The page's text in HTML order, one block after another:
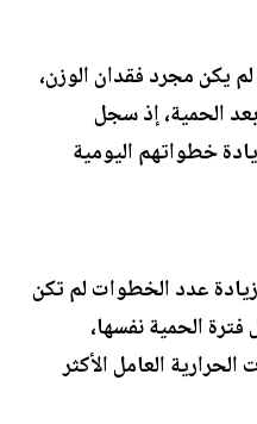
يكن مجرد فقدان الوزن،
الحمية، إذ سجل
خطواتهم اليومية
عدد الخطوات لم تكن
الحمية نفسها،
العامل الأكثر